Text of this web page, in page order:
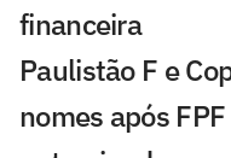
financeira
Paulistão F e
nomes após